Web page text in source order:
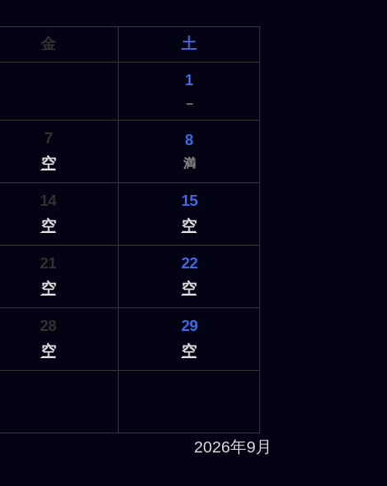
金 土
1
－
7
空
8
満
14
空
15
空
21
空
22
空
28
空
29
空
2026年9月